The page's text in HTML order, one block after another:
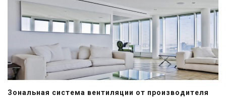
Зональная система вентиляции от производителя